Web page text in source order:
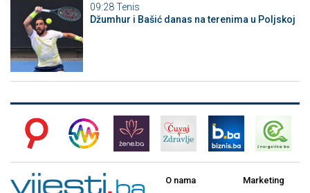
09:28Tenis
Džumhur i Bašić danas na terenima u Poljskoj
O nama Marketing